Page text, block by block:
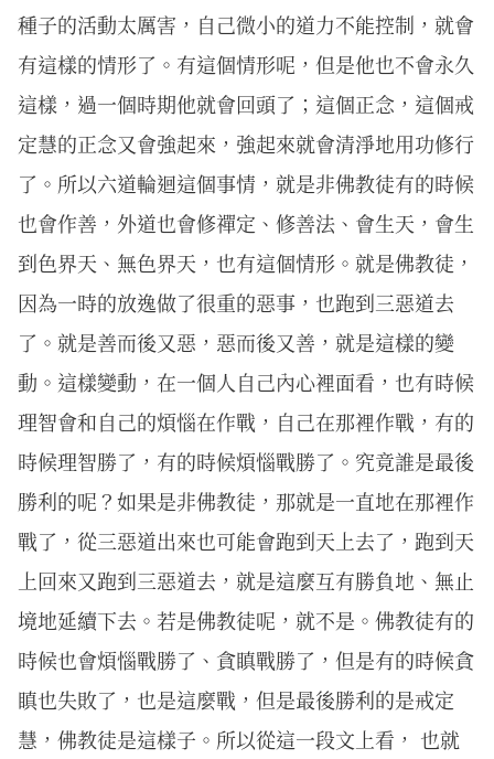
種子的活動太厲害，自己微小的道力不能控制，就會
有這樣的情形了。有這個情形呢，但是他也不會永久
這樣，過一個時期他就會回頭了；這個正念，這個戒
定慧的正念又會強起來，強起來就會清淨地用功修行
了。所以六道輪迴這個事情，就是非佛教徒有的時候
也會作善，外道也會修禪定、修善法、會生天，會生
到色界天、無色界天，也有這個情形。就是佛教徒，
因為一時的放逸做了很重的惡事，也跑到三惡道去
了。就是善而後又惡，惡而後又善，就是這樣的變
動。這樣變動，在一個人自己內心裡面看，也有時候
理智會和自己的煩惱在作戰，自己在那裡作戰，有的
時候理智勝了，有的時候煩惱戰勝了。究竟誰是最後
勝利的呢？如果是非佛教徒，那就是一直地在那裡作
戰了，從三惡道出來也可能會跑到天上去了，跑到天
上回來又跑到三惡道去，就是這麼互有勝負地、無止
境地延續下去。若是佛教徒呢，就不是。佛教徒有的
時候也會煩惱戰勝了、貪瞋戰勝了，但是有的時候貪
瞋也失敗了，也是這麼戰，但是最後勝利的是戒定
慧，佛教徒是這樣子。所以從這一段文上看， 也就